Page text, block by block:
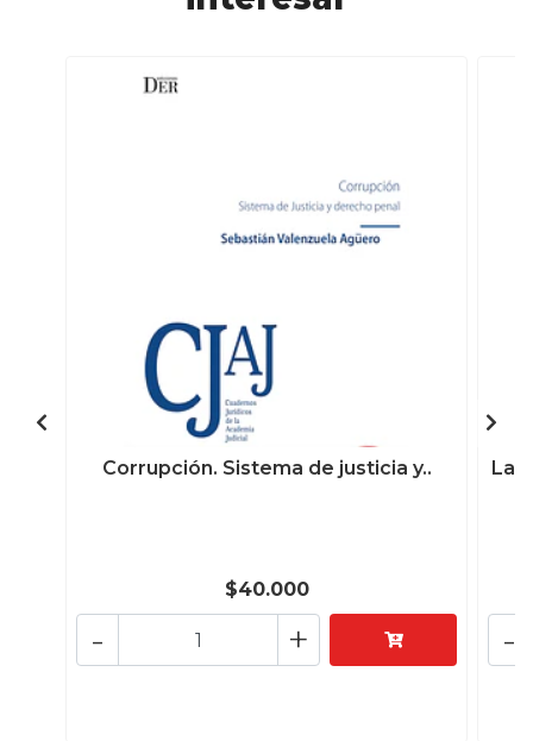
Corrupción. Sistema de justicia y..
$40.000
+
-
La
-